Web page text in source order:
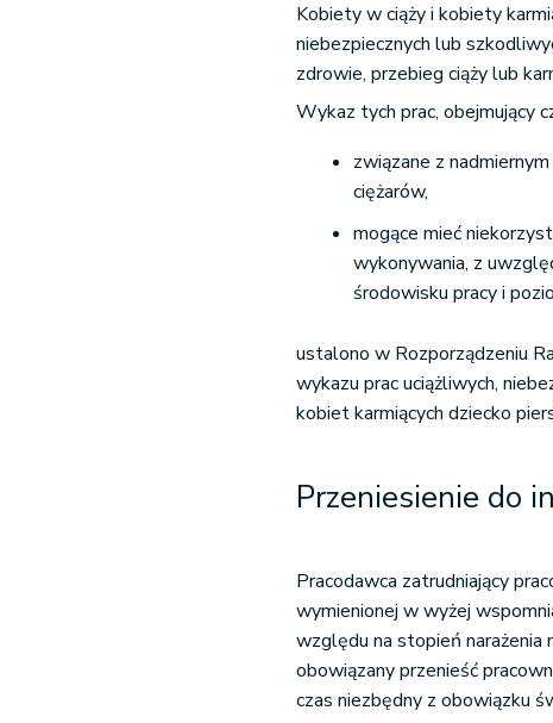
Kobiety w ciąży i kobiety
niebezpiecznych lub
zdrowie, przebieg ciąży lub
Wykaz tych prac, obejmujący
związane z
ciężarów,
mogące mieć
wykonywania, z
środowisku pracy i
ustalono w Rozporządzeniu
wykazu prac uciążliwych,
kobiet karmiących dziecko
Przeniesienie do
Pracodawca zatrudniający
wymienionej w wyżej
względu na stopień
obowiązany przenieść
czas niezbędny z obowiązku